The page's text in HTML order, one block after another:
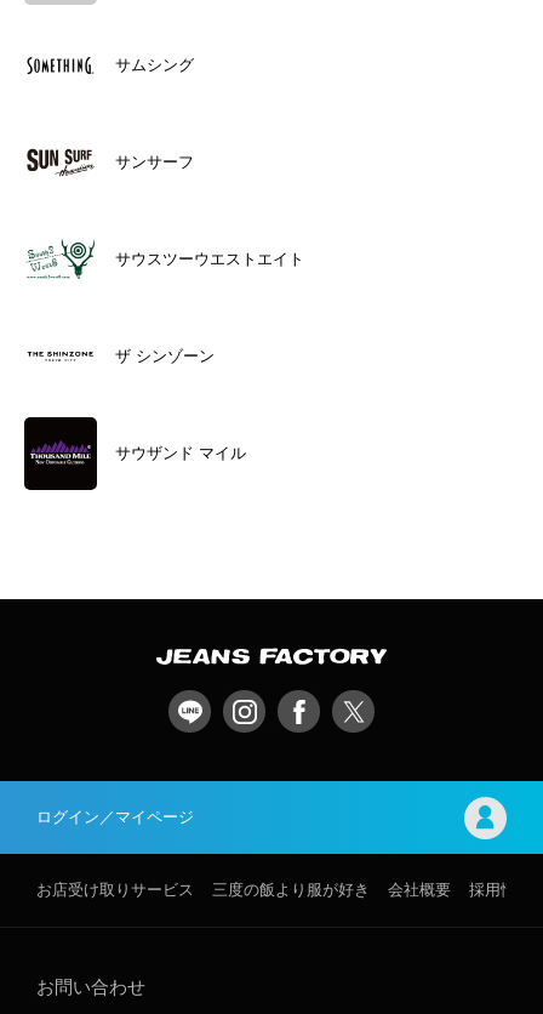
サムシング
サンサーフ
サウスツーウエストエイト
ザ シンゾーン
サウザンド マイル
ログイン／マイページ
お店受け取りサービス 三度の飯より服が好き 会社概要 採用情報
お問い合わせ